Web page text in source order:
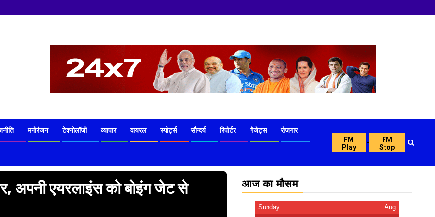
मनोरंजन टेक्नोलॉजी व्यापार वायरल स्पोर्ट्स सौन्दर्य रिपोर्टर गैजेट्स रोजगार
FM
Play
-
FM
Stop
अपनी एयरलाइंस को बोइंग जेट से
आज का मौसम
Sunday Aug